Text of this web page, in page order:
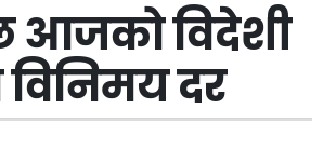
आजको विदेशी
विनिमय दर